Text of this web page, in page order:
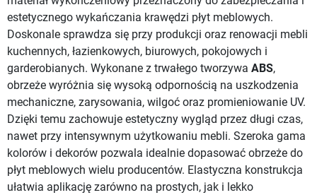
estetycznego wykańczania krawędzi płyt meblowych.
Doskonale sprawdza się przy produkcji oraz renowacji mebli
kuchennych, łazienkowych, biurowych, pokojowych i
garderobianych. Wykonane z trwałego tworzywa ABS,
obrzeże wyróżnia się wysoką odpornością na uszkodzenia
mechaniczne, zarysowania, wilgoć oraz promieniowanie UV.
Dzięki temu zachowuje estetyczny wygląd przez długi czas,
nawet przy intensywnym użytkowaniu mebli. Szeroka gama
kolorów i dekorów pozwala idealnie dopasować obrzeże do
płyt meblowych wielu producentów. Elastyczna konstrukcja
ułatwia aplikację zarówno na prostych, jak i lekko